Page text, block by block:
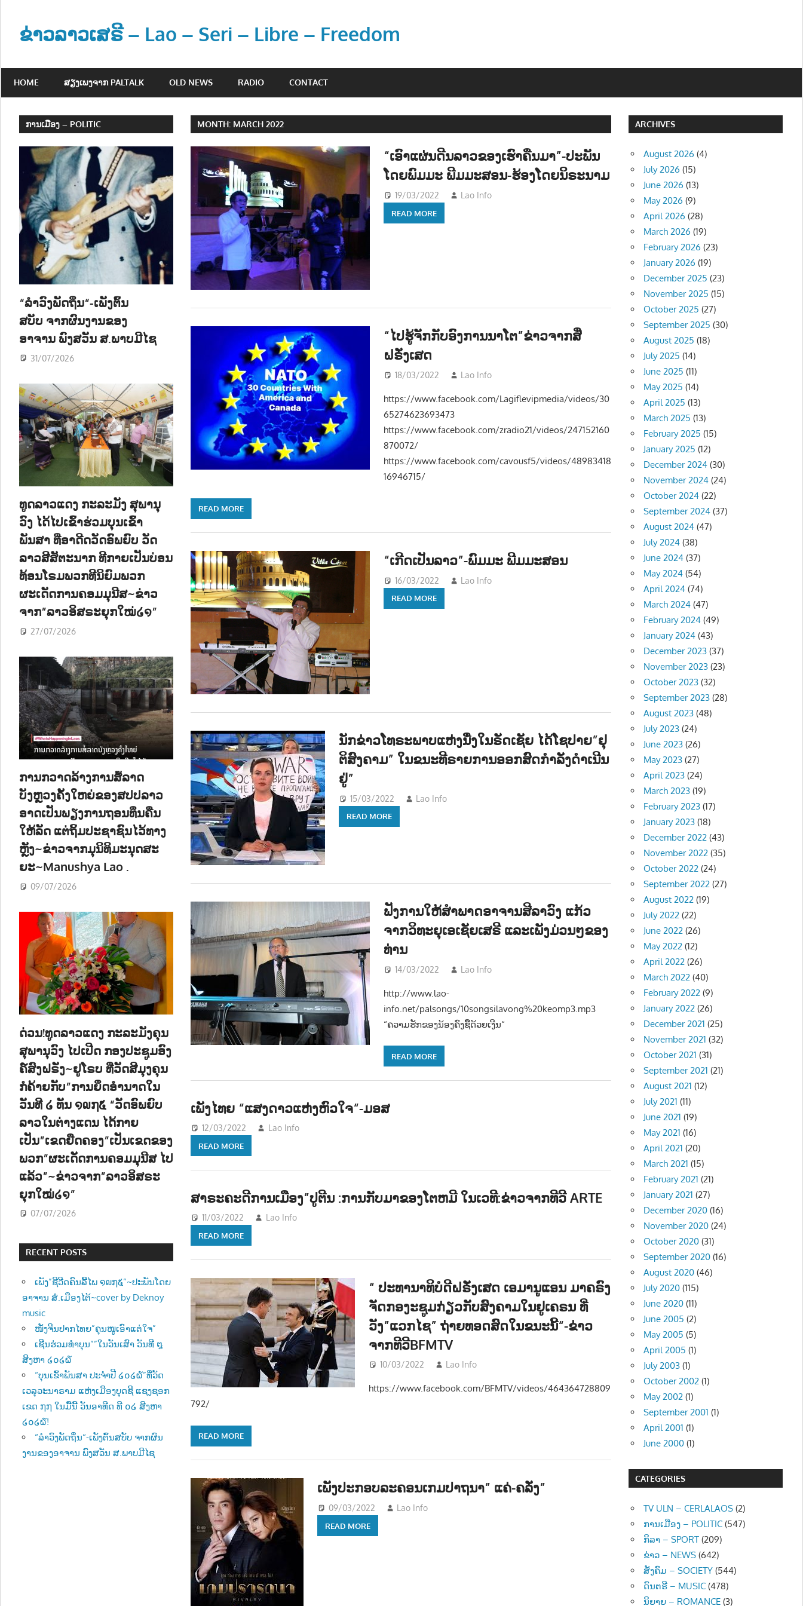
contentຂ່າວລາວເສຣີ – Lao – Seri – Libre – Freedom
ວ
ະ
ຂ່
າ
ວ
າ
HOME ສຽງເພງຈາກ PALTALK OLD NEWS RADIO CONTACT
MONTH: MARCH 2022
“ເອົາແຜ່ນດີນລາວຂອງເຮົາຄືນມາ”-ປະພັນ
ໂດຍພົມມະ ພີມມະສອນ-ຮ້ອງໂດຍນິຣະນາມ
19/03/2022 Lao Info
READ MORE
“ໄປຮູ້ຈັກກັບອົງການນາໂຕ”ຂ່າວຈາກສື່
ຝຣັ່ງເສດ
18/03/2022 Lao Info ຂ່າວ - NEWS
https://www.facebook.com/Lagiflevipmedia/videos/30
65274623693473
https://www.facebook.com/zradio21/videos/247152160
870072/
https://www.facebook.com/cavousf5/videos/48983418
16946715/
READ MORE
“ເກີດເປັນລາວ”-ພົມມະ ພີມມະສອນ
16/03/2022 Lao Info
READ MORE
ນັກຂ່າວໂທຣະພາບແຫ່ງນື່ງໃນຣັດເຊັຍ ໄດ້ໂຊປາຍ”ຢຸ
ຕິສົງຄາມ” ໃນຂນະທີຣາຍການອອກສົດກຳລັງດຳເນີນ
ຢູ່”
15/03/2022 Lao Info
READ MORE
ຟັງການໃຫ້ສຳພາດອາຈານສີລາວົງ ແກ້ວ
ຈາກວິທະຍຸເອເຊັຍເສຣີ ແລະເພັງມ່ວນໆຂອງ
ທ່ານ
14/03/2022 Lao Info
http://www.lao-
info.net/palsongs/10songsilavong%20keomp3.mp3
“ຄວາມຮັກຂອງນ້ອງຄົງຊື້ດ້ວຍເງີນ“
READ MORE
ເພັງໄທຍ “ແສງດາວແຫ່ງຫົວໃຈ“-ມອສ
12/03/2022 Lao Info
READ MORE
ສາຣະຄະດີການເມືອງ”ປູຕີນ :ການກັບມາຂອງໂຕຫມີ ໃນເວທີ:ຂ່າວຈາກທີວີ ARTE
11/03/2022 Lao Info
READ MORE
“ ປະທານາທິບໍດີຝຣັ່ງເສດ ເອມານູແອນ ມາຄຣົງ
ຈັດກອງະຊູມກ່ຽວກັບສົງຄາມໃນຢູເຄຣນ ທີ່
ວັງ”ແວກໄຊ” ຖ່າຍທອດສົດໃນຂນະນີ້“-ຂ່າວ
ຈາກທີວີBFMTV
10/03/2022 Lao Info
https://www.facebook.com/BFMTV/videos/464364728809
792/
READ MORE
ເພັງປະກອບລະຄອນເກມປາຖນາ” ແຄ່-ຄລັ່ງ”
09/03/2022 Lao Info
READ MORE
ການເມືອງ – POLITIC
“ລຳວົງພັດຖິ່ນ“-ເພັງຕົ້ນ
ສບັບ ຈາກຜົນງານຂອງ
ອາຈານ ພົງສວັນ ສ.ພາບມີໄຊ
31/07/2026
ທູດລາວແດງ ກະລະມັງ ສຸພານຸ
ວົງ ໄດ້ໄປເຂົ້າຮ່ວມບຸນເຂົ້າ
ພັນສາ ທີ່ອາດີດວັດອົພຍົບ ວັດ
ລາວສີສັຕະນາກ ທີກາຍເປັນບ່ອນ
ທ້ອນໂຣມພວກທີນິຍົມພວກ
ຜະເດັດການຄອມມຸນີສ~ຂ່າວ
ຈາກ”ລາວອິສຣະຍຸກໃໝ່໒໑”
27/07/2026
ການກວາດລ້າງການສໍ້ລາດ
ບັງຫຼວງຄັ້ງໃຫຍ່ຂອງສປປລາວ
ອາດເປັນພຽງການຖອນທຶນຄືນ
ໃຫ້ລັດ ແຕ່ຖິ້ມປະຊາຊົນໄວ້ທາງ
ຫຼັງ~ຂ່າວຈາກມຸນິທິມະນຸດສະ
ຍະ~Manushya Lao .
09/07/2026
ດ່ວນ!ທູດລາວແດງ ກະລະມັງຄຸນ
ສຸພານຸວົງ ໄປເປີດ ກອງປະຊູມອົງ
ຄ໌ສົງຝຣັ່ງ~ຢູໂຣບ ທີ່ວັດສີມຸງຄຸນ
ກໍຄ້າຍກັບ”ການຍຶດອຳນາດໃນ
ວັນທີ ໒ ທັນ ໑໙໗໕ “ວັດອົພຍົບ
ລາວໃນຕ່າງແດນ ໄດ້ກາຍ
ເປັນ”ເຂດຍືດຄອງ”ເປັນເຂດຂອງ
ພວກ”ຜະເດັດການຄອມມຸນີສ ໄປ
ແລ້ວ”~ຂ່າວຈາກ”ລາວອິສຣະ
ຍຸກໃໝ່໒໑”
07/07/2026
RECENT POSTS
ເພັງ”ຊີວີດຄົນລີ້ໄພ ໑໙໗໕”~ປະພັນໂດຍ
ອາຈານ ສໍ.ເມືອງໄຕ້~cover by Deknoy
music
ໜັງຈີນປາກໄທຍ”ຄຸນໜູເອົາແຕ່ໃຈ”
ເຊີນຮ່ວມທຳບຸນ””ໃນວັນເສົາ ວັນທີ ໘
ສີງຫາ ໒໐໒໖
“ບຸນເຂົ້າພັນສາ ປະຈຳປີ ໒໐໒໖”ທີ່ວັດ
ເວລຸວະນາຣາມ ແຫ່ງເມືອງບຸດຊີ ແຊງຊອກ
ເຂດ ໗໗ ໃນມື້ນີ້ ວັນອາທີດ ທີ ໐໒ ສີງຫາ
໒໐໒໖!
“ລຳວົງພັດຖິ່ນ“-ເພັງຕົ້ນສບັບ ຈາກຜົນ
ງານຂອງອາຈານ ພົງສວັນ ສ.ພາບມີໄຊ
ARCHIVES
August 2026 (4)
July 2026 (15)
June 2026 (13)
May 2026 (9)
April 2026 (28)
March 2026 (19)
February 2026 (23)
January 2026 (19)
December 2025 (23)
November 2025 (15)
October 2025 (27)
September 2025 (30)
August 2025 (18)
July 2025 (14)
June 2025 (11)
May 2025 (14)
April 2025 (13)
March 2025 (13)
February 2025 (15)
January 2025 (12)
December 2024 (30)
November 2024 (24)
October 2024 (22)
September 2024 (37)
August 2024 (47)
July 2024 (38)
June 2024 (37)
May 2024 (54)
April 2024 (74)
March 2024 (47)
February 2024 (49)
January 2024 (43)
December 2023 (37)
November 2023 (23)
October 2023 (32)
September 2023 (28)
August 2023 (48)
July 2023 (24)
June 2023 (26)
May 2023 (27)
April 2023 (24)
March 2023 (19)
February 2023 (17)
January 2023 (18)
December 2022 (43)
November 2022 (35)
October 2022 (24)
September 2022 (27)
August 2022 (19)
July 2022 (22)
June 2022 (26)
May 2022 (12)
April 2022 (26)
March 2022 (40)
February 2022 (9)
January 2022 (26)
December 2021 (25)
November 2021 (32)
October 2021 (31)
September 2021 (21)
August 2021 (12)
July 2021 (11)
June 2021 (19)
May 2021 (16)
April 2021 (20)
March 2021 (15)
February 2021 (21)
January 2021 (27)
December 2020 (16)
November 2020 (24)
October 2020 (31)
September 2020 (16)
August 2020 (46)
July 2020 (115)
June 2020 (11)
June 2005 (2)
May 2005 (5)
April 2005 (1)
July 2003 (1)
October 2002 (1)
May 2002 (1)
September 2001 (1)
April 2001 (1)
June 2000 (1)
CATEGORIES
TV ULN – CERLALAOS (2)
ການເມືອງ – POLITIC (547)
ກິລາ – SPORT (209)
ຂ່າວ – NEWS (642)
ສັງຄົມ – SOCIETY (544)
ດົນຕຣີ – MUSIC (478)
ນິຍາຍ – ROMANCE (3)